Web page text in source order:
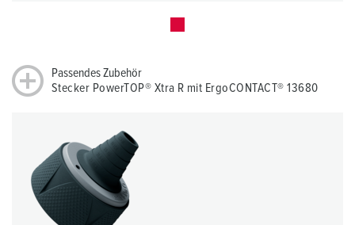
Passendes Zubehör
Stecker PowerTOP® Xtra R mit ErgoCONTACT® 13680